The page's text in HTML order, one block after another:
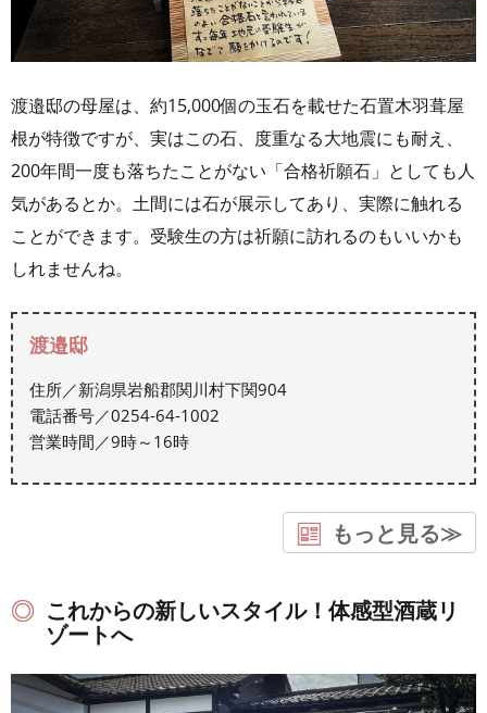
渡邉邸の母屋は、約15,000個の玉石を載せた石置木羽葺屋
根が特徴ですが、実はこの石、度重なる大地震にも耐え、
200年間一度も落ちたことがない「合格祈願石」としても人
気があるとか。土間には石が展示してあり、実際に触れる
ことができます。受験生の方は祈願に訪れるのもいいかも
しれませんね。
渡邉邸
住所／新潟県岩船郡関川村下関904
電話番号／0254-64-1002
営業時間／9時～16時
もっと見る≫
これからの新しいスタイル！体感型酒蔵リ
ゾートへ